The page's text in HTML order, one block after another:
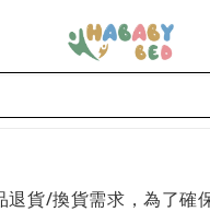
退貨/換貨需求，為了確